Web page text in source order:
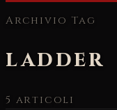
Archivio Tag
ladder
5 articoli